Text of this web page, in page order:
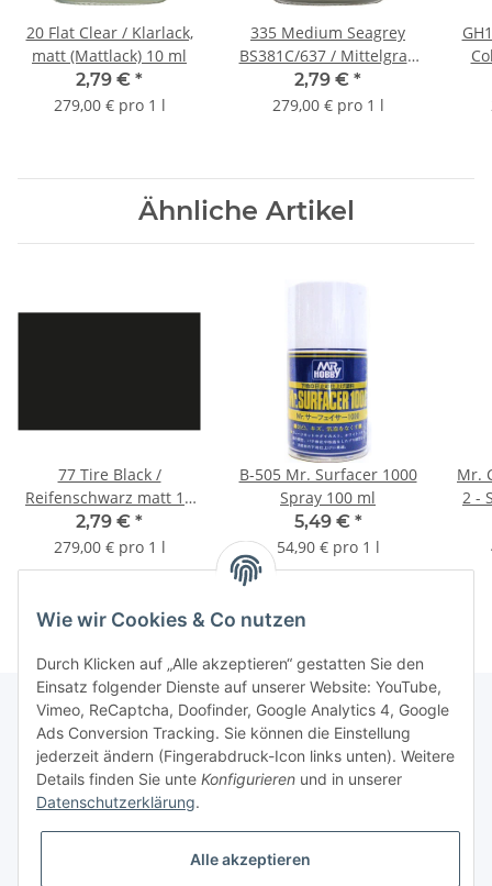
20 Flat Clear / Klarlack,
matt (Mattlack) 10 ml
2,79 € *
279,00 € pro 1 l
335 Medium Seagrey
BS381C/637 / Mittelgrau
seidenmatt 10ml
2,79 € *
279,00 € pro 1 l
Ähnliche Artikel
77 Tire Black /
Reifenschwarz matt 10
ml
2,79 € *
279,00 € pro 1 l
B-505 Mr. Surfacer 1000
Spray 100 ml
5,49 € *
54,90 € pro 1 l
Mr.
2 -
Informationen
Gesetzliche Informationen
Wie wir Cookies & Co nutzen
Durch Klicken auf „Alle akzeptieren“ gestatten Sie den
Einsatz folgender Dienste auf unserer Website: YouTube,
Vimeo, ReCaptcha, Doofinder, Google Analytics 4, Google
Ads Conversion Tracking. Sie können die Einstellung
jederzeit ändern (Fingerabdruck-Icon links unten). Weitere
Details finden Sie unte Konfigurieren und in unserer
Datenschutzerklärung.
Alle akzeptieren